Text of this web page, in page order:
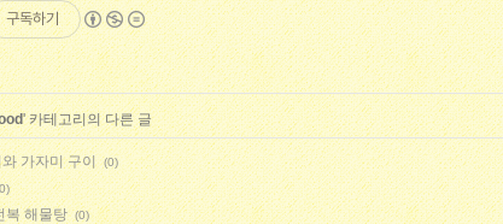
구독하기
' 카테고리의 다른 글
가자미 구이 (0)
복 해물탕 (0)